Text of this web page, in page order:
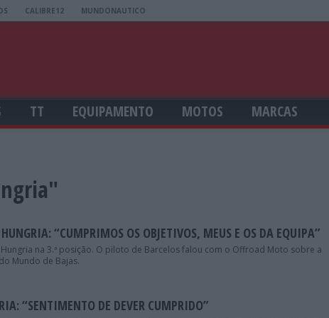
CALIBRE12 MUNDONAUTICO
TT EQUIPAMENTO MOTOS MARCAS
“CUMPRIMOS OS OBJETIVOS, MEUS E OS DA EQUIPA”
na 3.ª posição. O piloto de Barcelos falou com o Offroad Moto sobre a
Mundo de Bajas.
“SENTIMENTO DE DEVER CUMPRIDO”